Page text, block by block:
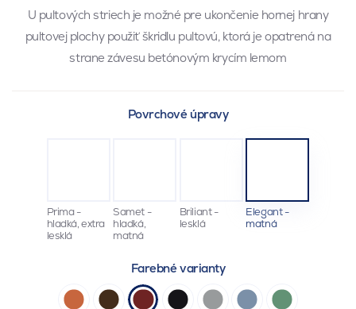
U pultových striech je možné pre ukončenie hornej hrany
pultovej plochy použiť škridlu pultovú, ktorá je opatrená na
strane závesu betónovým krycím lemom
Povrchové úpravy
Prima -
hladká, extra
lesklá
Samet -
hladká,
matná
Briliant -
lesklá
Elegant -
matná
Farebné varianty